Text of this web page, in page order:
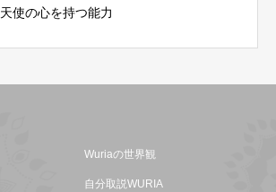
天使の心を持つ能力
Wuriaの世界観
自分取説WURIA